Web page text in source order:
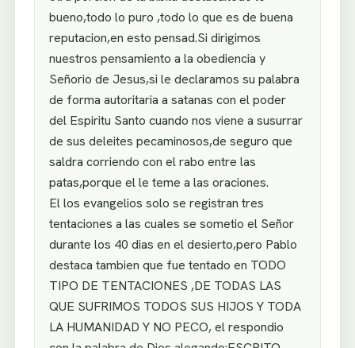
bueno,todo lo puro ,todo lo que es de buena
reputacion,en esto pensad.Si dirigimos
nuestros pensamiento a la obediencia y
Señorio de Jesus,si le declaramos su palabra
de forma autoritaria a satanas con el poder
del Espiritu Santo cuando nos viene a susurrar
de sus deleites pecaminosos,de seguro que
saldra corriendo con el rabo entre las
patas,porque el le teme a las oraciones.
El los evangelios solo se registran tres
tentaciones a las cuales se sometio el Señor
durante los 40 dias en el desierto,pero Pablo
destaca tambien que fue tentado en TODO
TIPO DE TENTACIONES ,DE TODAS LAS
QUE SUFRIMOS TODOS SUS HIJOS Y TODA
LA HUMANIDAD Y NO PECO, el respondio